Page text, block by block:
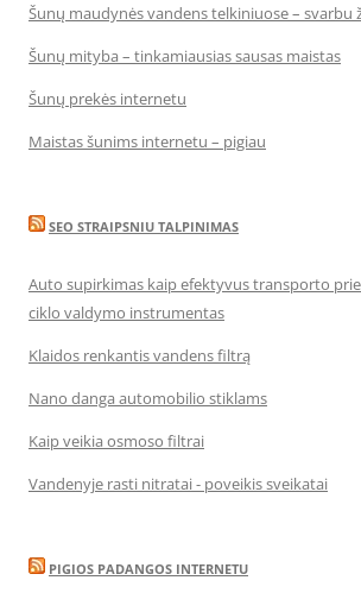
Šunų maudynės vandens telkiniuose – svarbu
Šunų mityba – tinkamiausias sausas maistas
Šunų prekės internetu
Maistas šunims internetu – pigiau
SEO STRAIPSNIU TALPINIMAS
Auto supirkimas kaip efektyvus transporto
ciklo valdymo instrumentas
Klaidos renkantis vandens filtrą
Nano danga automobilio stiklams
Kaip veikia osmoso filtrai
Vandenyje rasti nitratai - poveikis sveikatai
PIGIOS PADANGOS INTERNETU